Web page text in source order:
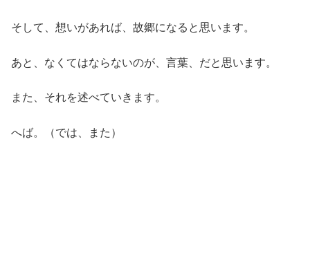
そして、想いがあれば、故郷になると思います。
あと、なくてはならないのが、言葉、だと思います。
また、それを述べていきます。
へば。（では、また）